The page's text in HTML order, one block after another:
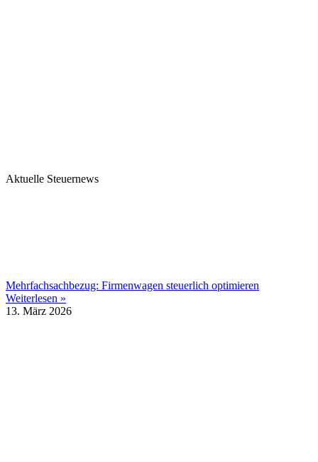
Aktuelle Steuernews
Mehrfachsachbezug: Firmenwagen steuerlich optimieren
Weiterlesen »
13. März 2026